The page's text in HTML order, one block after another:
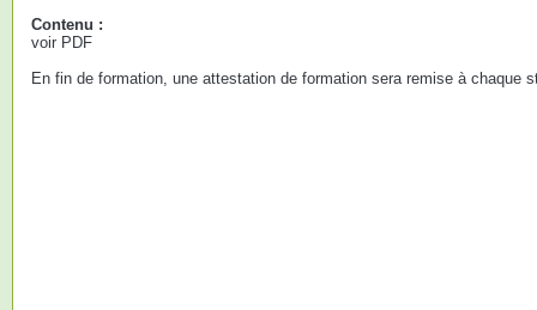
Contenu :
voir PDF
En fin de formation, une attestation de formation sera remise à chaque